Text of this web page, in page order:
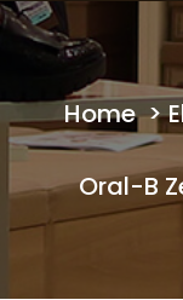
Home>
Oral-B